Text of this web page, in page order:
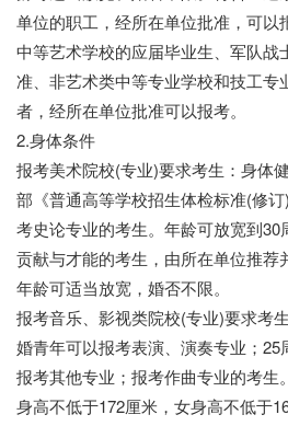
单位的职工，经所在单位批准，可以
中等艺术学校的应届毕业生、军队战
准、非艺术类中等专业学校和技工专
者，经所在单位批准可以报考。
2.身体条件
报考美术院校(专业)要求考生：身体
部《普通高等学校招生体检标准(修
考史论专业的考生。年龄可放宽到30
贡献与才能的考生，由所在单位推荐
年龄可适当放宽，婚否不限。
报考音乐、影视类院校(专业)要求考
婚青年可以报考表演、演奏专业；25
报考其他专业；报考作曲专业的考生
身高不低于172厘米，女身高不低于